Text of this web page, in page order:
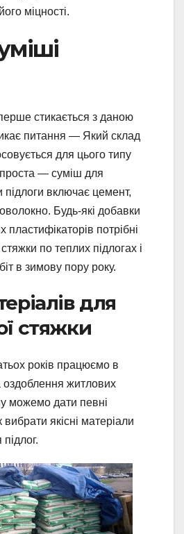
міцності.
стикається з даною
питання — Який склад
для цього типу
проста — суміш для
підлоги включає цемент,
Будь-які добавки
пластифікаторів потрібні
по теплих підлогах і
в зимову пору року.
для
стяжки
років працюємо в
оздоблення житлових
можемо дати певні
вибрати якісні матеріали